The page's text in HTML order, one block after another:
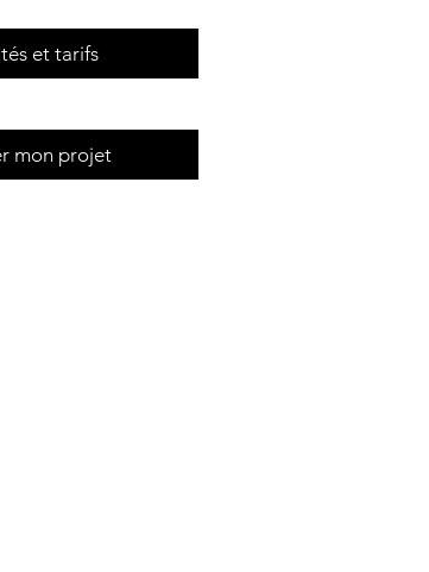
et tarifs
Faire analyser mon projet